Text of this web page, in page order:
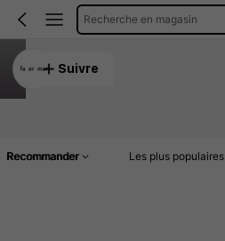
Recherche en magasin
Suivre
Recommander Les plus populaires